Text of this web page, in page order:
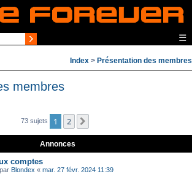
☰
Index > Présentation des membres
membres
73 sujets 1 2
Annonces
comptes
Blondex « mar. 27 févr. 2024 11:39